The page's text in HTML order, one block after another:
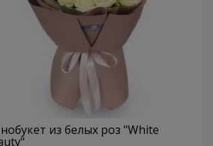
из белых роз "White